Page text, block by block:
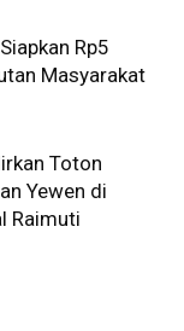
Rp5
Masyarakat
Toton
Yewen di
Raimuti